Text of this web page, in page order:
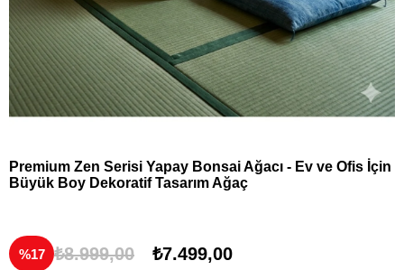
Premium Zen Serisi Yapay Bonsai Ağacı - Ev ve Ofis İçin
Büyük Boy Dekoratif Tasarım Ağaç
17 ₺8.999,00 ₺7.499,00